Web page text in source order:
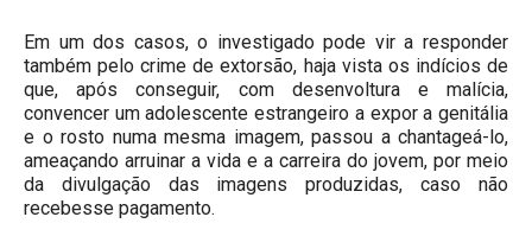
Em um dos casos, o investigado pode vir a responder
também pelo crime de extorsão, haja vista os indícios de
que, após conseguir, com desenvoltura e malícia,
convencer um adolescente estrangeiro a expor a genitália
e o rosto numa mesma imagem, passou a chantageá-lo,
ameaçando arruinar a vida e a carreira do jovem, por meio
da divulgação das imagens produzidas, caso não
recebesse pagamento.